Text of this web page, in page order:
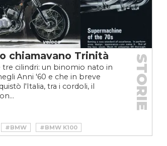
chiamavano Trinità
tre cilindri: un binomio nato in
Anni '60 e che in breve
l'Italia, tra i cordoli, il
STORIE
#BMW
#BMW K100
#CILINDROPEDIA